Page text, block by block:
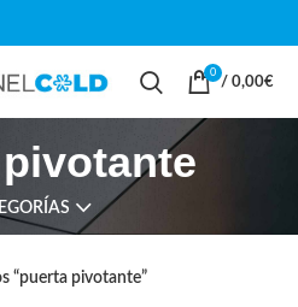
0
/ 0,00€
“puerta pivotante”